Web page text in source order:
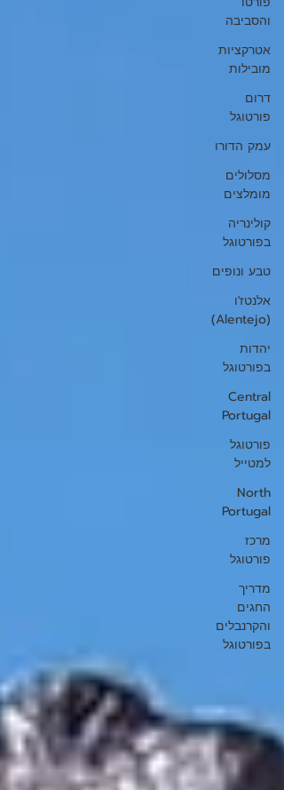
והסביבה
אטרקציות
מובילות
דרום
פורטוגל
עמק הדורו
מסלולים
מומלצים
קולינריה
בפורטוגל
טבע ונופים
אלנטז'ו
(Alentejo)
יהדות
בפורטוגל
Central
Portugal
פורטוגל
למטייל
North
Portugal
מרכז
פורטוגל
מדריך
החגים
והקרנבלים
בפורטוגל